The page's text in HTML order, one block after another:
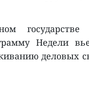
Недели
деловых